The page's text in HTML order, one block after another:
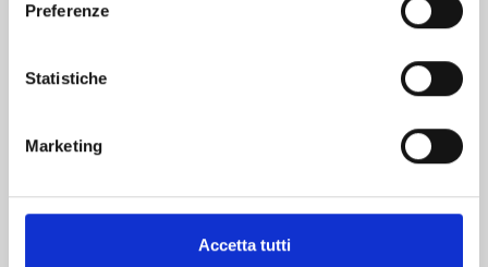
Preferenze
Statistiche
Marketing
Accetta tutti
Mostra tutto